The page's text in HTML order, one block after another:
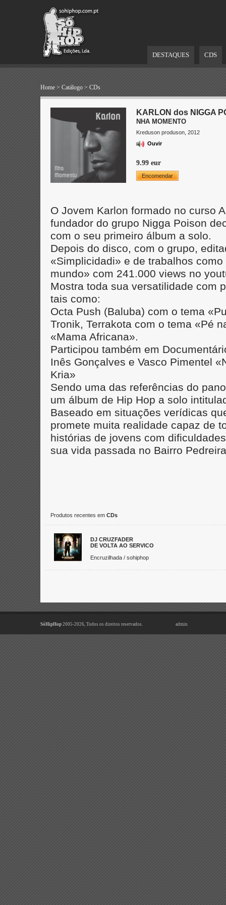
DESTAQUES CDS
Home > Catálogo > CDs
KARLON dos NIGGA
NHA MOMENTO
Kreduson produson, 2012
Ouvir
9.99 eur
Encomendar
O Jovem Karlon formado no curso
fundador do grupo Nigga Poison
com o seu primeiro álbum a solo.
Depois do disco, com o grupo,
«Simplicidadi» e de trabalhos
mundo» com 241.000 views no
Mostra toda sua versatilidade com
tais como:
Octa Push (Baluba) com o tema
Tronik, Terrakota com o tema «Pé
«Mama Africana».
Participou também em
Inês Gonçalves e Vasco Pimentel
Kria»
Sendo uma das referências do
um álbum de Hip Hop a solo
Baseado em situações verídicas
promete muita realidade capaz de
histórias de jovens com
sua vida passada no Bairro
Produtos recentes em CDs
DJ CRUZFADER
DE VOLTA AO SERVICO
Encruzilhada / sohiphop
SóHipHop 2005-2026, Todos os direitos reservados. admin